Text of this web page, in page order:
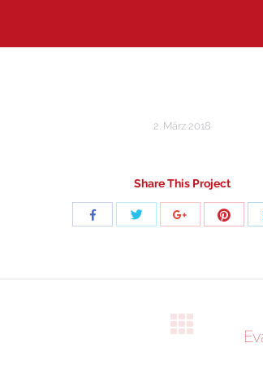
2. März 2018
Share This Project
Share
Share
Share
Next